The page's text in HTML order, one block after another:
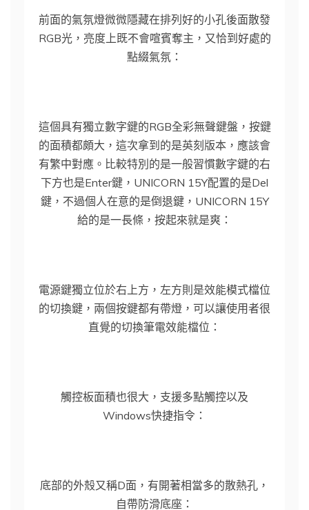
前面的氣氛燈微微隱藏在排列好的小孔後面散發
RGB光，亮度上既不會喧賓奪主，又恰到好處的
點綴氣氛：
這個具有獨立數字鍵的RGB全彩無聲鍵盤，按鍵
的面積都頗大，這次拿到的是英刻版本，應該會
有繁中對應。比較特別的是一般習慣數字鍵的右
下方也是Enter鍵，UNICORN 15Y配置的是Del
鍵，不過個人在意的是倒退鍵，UNICORN 15Y
給的是一長條，按起來就是爽：
電源鍵獨立位於右上方，左方則是效能模式檔位
的切換鍵，兩個按鍵都有帶燈，可以讓使用者很
直覺的切換筆電效能檔位：
觸控板面積也很大，支援多點觸控以及
Windows快捷指令：
底部的外殼又稱D面，有開著相當多的散熱孔，
自帶防滑底座：